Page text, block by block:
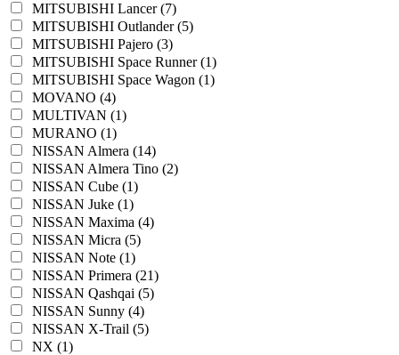
MITSUBISHI Lancer (7)
MITSUBISHI Outlander (5)
MITSUBISHI Pajero (3)
MITSUBISHI Space Runner (1)
MITSUBISHI Space Wagon (1)
MOVANO (4)
MULTIVAN (1)
MURANO (1)
NISSAN Almera (14)
NISSAN Almera Tino (2)
NISSAN Cube (1)
NISSAN Juke (1)
NISSAN Maxima (4)
NISSAN Micra (5)
NISSAN Note (1)
NISSAN Primera (21)
NISSAN Qashqai (5)
NISSAN Sunny (4)
NISSAN X-Trail (5)
NX (1)